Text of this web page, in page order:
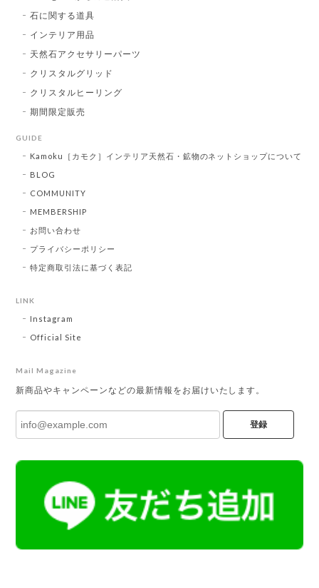
石に関する道具
インテリア用品
天然石アクセサリーパーツ
クリスタルグリッド
クリスタルヒーリング
期間限定販売
GUIDE
Kamoku［カモク］インテリア天然石・鉱物のネットショップについて
BLOG
COMMUNITY
MEMBERSHIP
お問い合わせ
プライバシーポリシー
特定商取引法に基づく表記
LINK
Instagram
Official Site
Mail Magazine
新商品やキャンペーンなどの最新情報をお届けいたします。
登録